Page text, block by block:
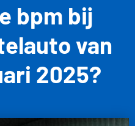
bpm bij
van
2025?